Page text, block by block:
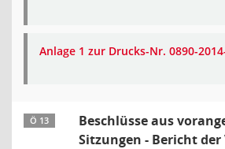
Anlage 1 zur Drucks-Nr. 0890-
Ö 13
Beschlüsse aus
Sitzungen - Bericht